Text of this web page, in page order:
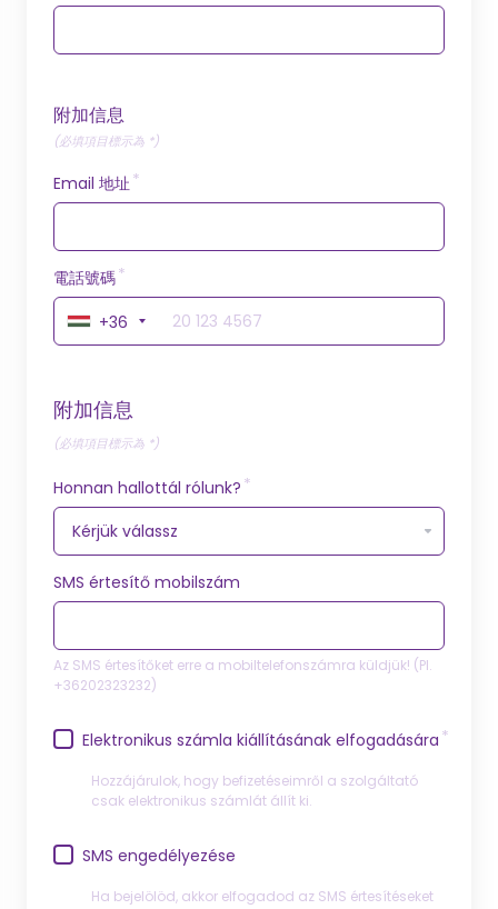
附加信息
(必填項目標示為 *)
Email 地址
電話號碼
+36
附加信息
(必填項目標示為 *)
Honnan hallottál rólunk?
SMS értesítő mobilszám
Az SMS értesítőket erre a mobiltelefonszámra küldjük! (Pl.
+36202323232)
Elektronikus számla kiállításának elfogadására
Hozzájárulok, hogy befizetéseimről a szolgáltató
csak elektronikus számlát állít ki.
SMS engedélyezése
Ha bejelölöd, akkor elfogadod az SMS értesítéseket